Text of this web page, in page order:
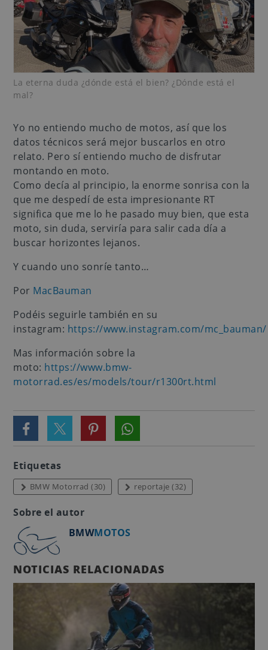
La eterna duda ¿dónde está el bien? ¿Dónde está el
mal?
Yo no entiendo mucho de motos, así que los
datos técnicos será mejor buscarlos en otro
relato. Pero sí entiendo mucho de disfrutar
montando en moto.
Como decía al principio, la enorme sonrisa con la
que me despedí de esta impresionante RT
significa que me lo he pasado muy bien, que esta
moto, sin duda, serviría para salir cada día a
buscar horizontes lejanos.
Y cuando uno sonríe tanto…
Por MacBauman
Podéis seguirle también en su
instagram: https://www.instagram.com/mc_bauman/
Mas información sobre la
moto: https://www.bmw-
motorrad.es/es/models/tour/r1300rt.html
Etiquetas
BMW Motorrad (30) reportaje (32)
Sobre el autor
BMWMOTOS
NOTICIAS RELACIONADAS